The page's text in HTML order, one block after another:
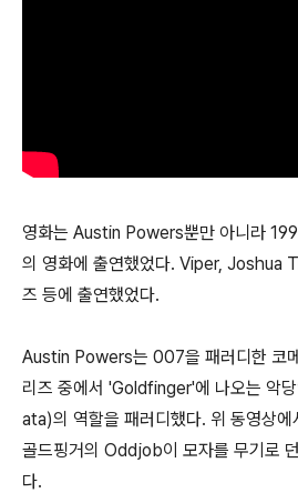
영화는 Austin Powers뿐만 아니라
의 영화에 출연했었다. Viper, Joshua
즈 등에 출연했었다.
Austin Powers는 007을 패러디한 코
리즈 중에서 'Goldfinger'에 나오는 악
ata)의 역할을 패러디했다. 위 동영상에
골드핑거의 Oddjob이 모자를 무기로
다.